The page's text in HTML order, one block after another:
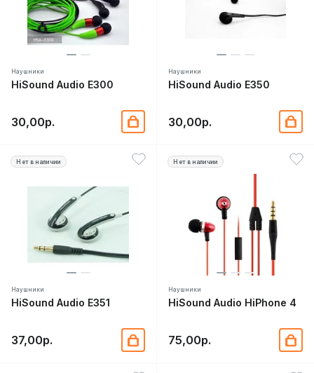
Наушники
HiSound Audio E300
30,00р.
Наушники
HiSound Audio E350
30,00р.
Нет в наличии
Наушники
HiSound Audio E351
37,00р.
Нет в наличии
Наушники
HiSound Audio HiPhone 4
75,00р.